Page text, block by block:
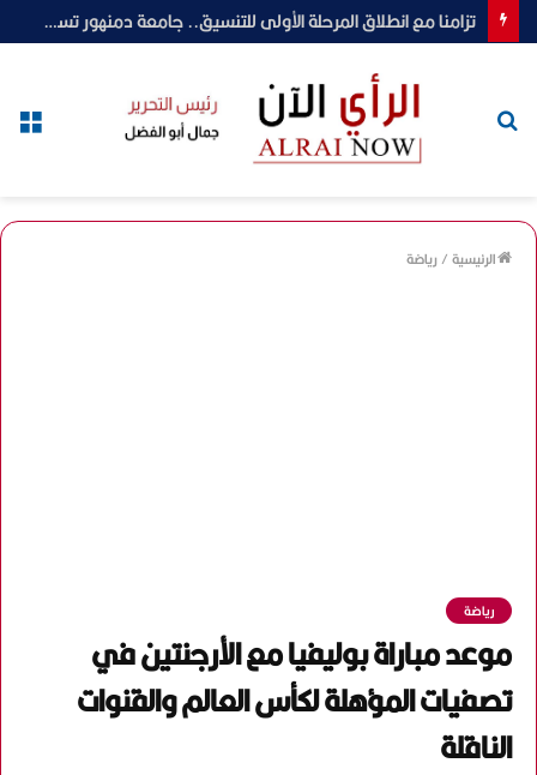
تزامنا مع انطلاق المرحلة الأولى للتنسيق.. جامعة دمنهور تستقبل طلاب الثانوية العامة وتؤكد توفير كافة التسهيلات
الرئيسية/رياضة
رياضة
موعد مباراة بوليفيا مع الأرجنتين في
تصفيات المؤهلة لكأس العالم والقنوات
الناقلة